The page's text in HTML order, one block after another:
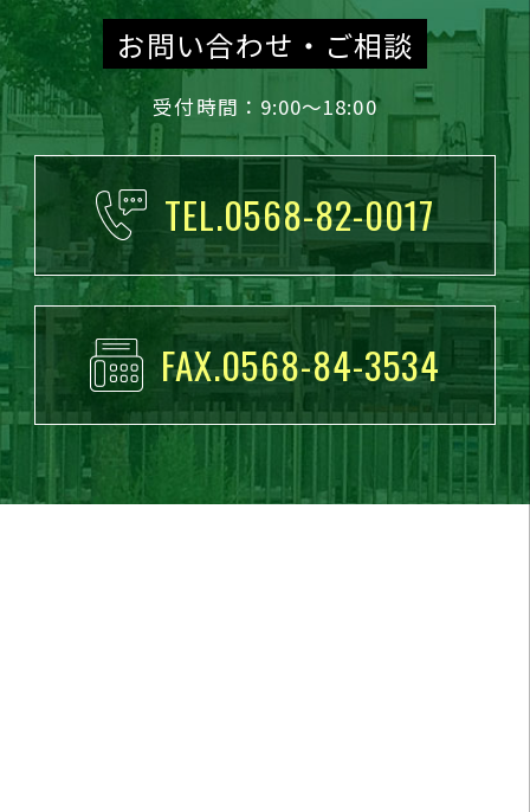
お問い合わせ・ご相談
受付時間：9:00～18:00
TEL.0568-82-0017
FAX.0568-84-3534